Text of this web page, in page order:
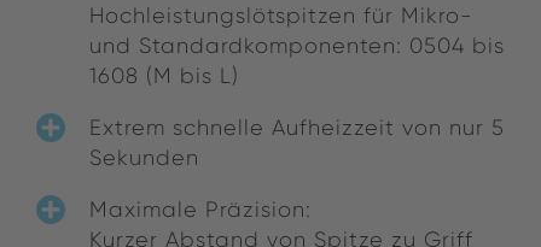
Hochleistungslötspitzen für Mikro-
und Standardkomponenten: 0504 bis
1608 (M bis L)
Extrem schnelle Aufheizzeit von nur 5
Sekunden
Maximale Präzision:
Kurzer Abstand von Spitze zu Griff